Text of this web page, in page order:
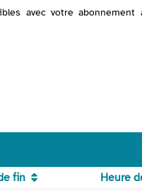
avec votre abonnement
fin Heure